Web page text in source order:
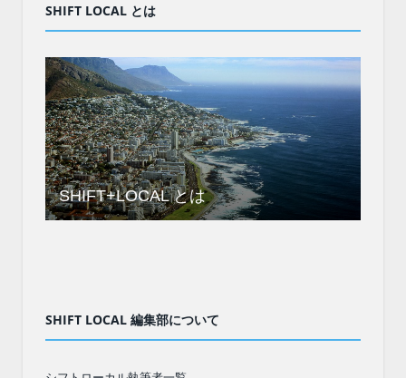
SHIFT LOCAL とは
SHIFT+LOCAL とは
SHIFT LOCAL 編集部について